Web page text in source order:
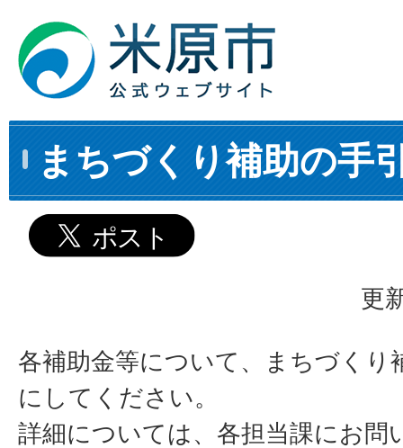
まちづくり補助の手
更
各補助金等について、まちづくり
にしてください。
詳細については、各担当課にお問